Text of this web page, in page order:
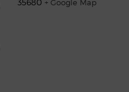
35680 + Google Map